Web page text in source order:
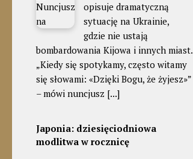
opisuje dramatyczną
sytuację na Ukrainie,
gdzie nie ustają
bombardowania Kijowa i innych miast.
„Kiedy się spotykamy, często witamy
się słowami: «Dzięki Bogu, że żyjesz»”
– mówi nuncjusz [...]
Japonia: dziesięciodniowa
modlitwa w rocznicę